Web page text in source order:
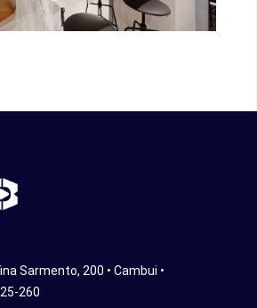
Sarmento, 200 • Cambui •
260